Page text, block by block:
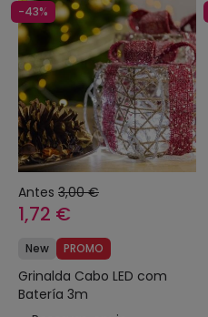
-43%
Antes 3,00 €
1,72 €
New PROMO
Grinalda Cabo LED com
Batería 3m